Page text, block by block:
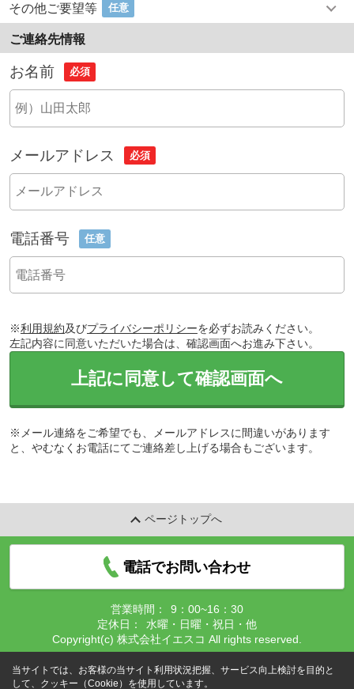
その他ご要望等 任意
ご連絡先情報
お名前 必須
メールアドレス 必須
電話番号 任意
※利用規約及びプライバシーポリシーを必ずお読みください。
左記内容に同意いただいた場合は、確認画面へお進み下さい。
上記に同意して確認画面へ
※メール連絡をご希望でも、メールアドレスに間違いがあります
と、やむなくお電話にてご連絡差し上げる場合もございます。
ページトップへ
電話でお問い合わせ
営業時間：
9：00~16：30
定休日：
水曜・日曜・祝日・他
Copyright(c) 株式会社イエスコ All rights reserved.
当サイトでは、お客様の当サイト利用状況把握、サービス向上検討を目的と
して、クッキー（Cookie）を使用しています。